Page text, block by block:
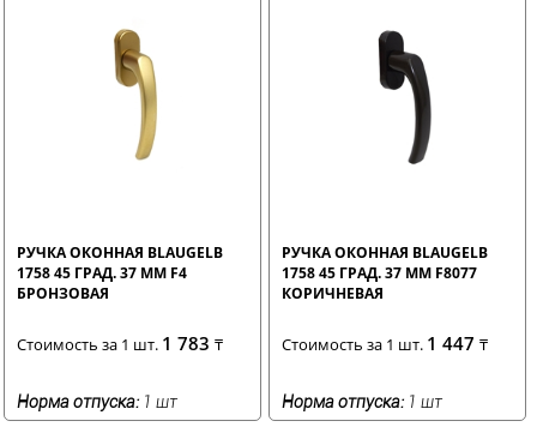
РУЧКА ОКОННАЯ BLAUGELB
1758 45 ГРАД. 37 ММ F4
БРОНЗОВАЯ
Стоимость за 1 шт. 1 783 ₸
Норма отпуска: 1 шт
РУЧКА ОКОННАЯ BLAUGELB
1758 45 ГРАД. 37 ММ F8077
КОРИЧНЕВАЯ
Стоимость за 1 шт. 1 447₸
Норма отпуска: 1 шт